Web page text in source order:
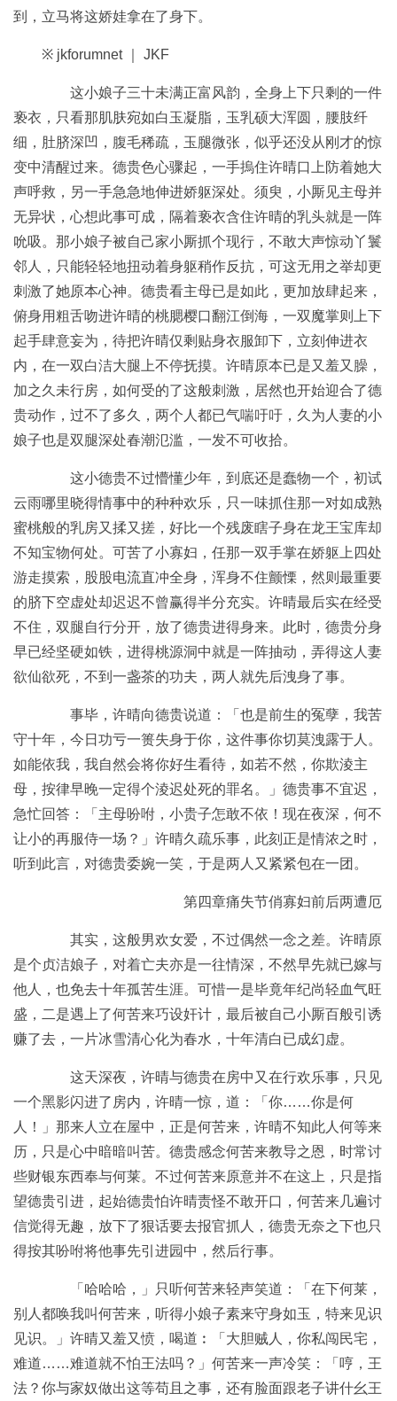
到，立马将这娇娃拿在了身下。
※ jkforumnet ｜ JKF
这小娘子三十未满正富风韵，全身上下只剩的一件
亵衣，只看那肌肤宛如白玉凝脂，玉乳硕大浑圆，腰肢纤
细，肚脐深凹，腹毛稀疏，玉腿微张，似乎还没从刚才的惊
变中清醒过来。德贵色心骤起，一手摀住许晴口上防着她大
声呼救，另一手急急地伸进娇躯深处。须臾，小厮见主母并
无异状，心想此事可成，隔着亵衣含住许晴的乳头就是一阵
吮吸。那小娘子被自己家小厮抓个现行，不敢大声惊动丫鬟
邻人，只能轻轻地扭动着身躯稍作反抗，可这无用之举却更
刺激了她原本心神。德贵看主母已是如此，更加放肆起来，
俯身用粗舌吻进许晴的桃腮樱口翻江倒海，一双魔掌则上下
起手肆意妄为，待把许晴仅剩贴身衣服卸下，立刻伸进衣
内，在一双白洁大腿上不停抚摸。许晴原本已是又羞又臊，
加之久未行房，如何受的了这般刺激，居然也开始迎合了德
贵动作，过不了多久，两个人都已气喘吁吁，久为人妻的小
娘子也是双腿深处春潮氾滥，一发不可收拾。
这小德贵不过懵懂少年，到底还是蠢物一个，初试
云雨哪里晓得情事中的种种欢乐，只一味抓住那一对如成熟
蜜桃般的乳房又揉又搓，好比一个残废瞎子身在龙王宝库却
不知宝物何处。可苦了小寡妇，任那一双手掌在娇躯上四处
游走摸索，股股电流直冲全身，浑身不住颤慄，然则最重要
的脐下空虚处却迟迟不曾赢得半分充实。许晴最后实在经受
不住，双腿自行分开，放了德贵进得身来。此时，德贵分身
早已经坚硬如铁，进得桃源洞中就是一阵抽动，弄得这人妻
欲仙欲死，不到一盏茶的功夫，两人就先后洩身了事。
事毕，许晴向德贵说道：「也是前生的冤孽，我苦
守十年，今日功亏一篑失身于你，这件事你切莫洩露于人。
如能依我，我自然会将你好生看待，如若不然，你欺淩主
母，按律早晚一定得个淩迟处死的罪名。」德贵事不宜迟，
急忙回答：「主母吩咐，小贵子怎敢不依！现在夜深，何不
让小的再服侍一场？」许晴久疏乐事，此刻正是情浓之时，
听到此言，对德贵委婉一笑，于是两人又紧紧包在一团。
第四章痛失节俏寡妇前后两遭厄
其实，这般男欢女爱，不过偶然一念之差。许晴原
是个贞洁娘子，对着亡夫亦是一往情深，不然早先就已嫁与
他人，也免去十年孤苦生涯。可惜一是毕竟年纪尚轻血气旺
盛，二是遇上了何苦来巧设奸计，最后被自己小厮百般引诱
赚了去，一片冰雪清心化为春水，十年清白已成幻虚。
这天深夜，许晴与德贵在房中又在行欢乐事，只见
一个黑影闪进了房内，许晴一惊，道：「你……你是何
人！」那来人立在屋中，正是何苦来，许晴不知此人何等来
历，只是心中暗暗叫苦。德贵感念何苦来教导之恩，时常讨
些财银东西奉与何莱。不过何苦来原意并不在这上，只是指
望德贵引进，起始德贵怕许晴责怪不敢开口，何苦来几遍讨
信觉得无趣，放下了狠话要去报官抓人，德贵无奈之下也只
得按其吩咐将他事先引进园中，然后行事。
「哈哈哈，」只听何苦来轻声笑道：「在下何莱，
别人都唤我叫何苦来，听得小娘子素来守身如玉，特来见识
见识。」许晴又羞又愤，喝道︰「大胆贼人，你私闯民宅，
难道……难道就不怕王法吗？」何苦来一声冷笑：「哼，王
法？你与家奴做出这等苟且之事，还有脸面跟老子讲什幺王